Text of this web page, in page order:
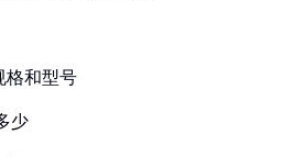
格和型号
少